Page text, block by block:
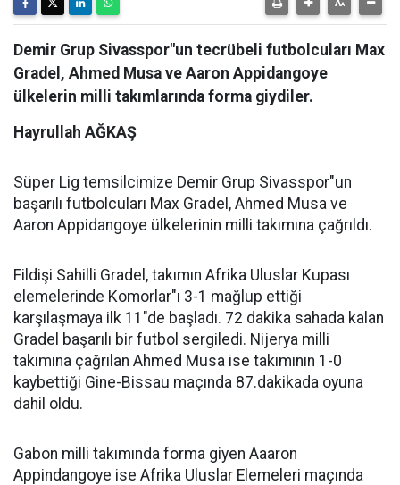
Demir Grup Sivasspor"un tecrübeli futbolcuları Max
Gradel, Ahmed Musa ve Aaron Appidangoye
ülkelerin milli takımlarında forma giydiler.
Hayrullah AĞKAŞ
Süper Lig temsilcimize Demir Grup Sivasspor"un
başarılı futbolcuları Max Gradel, Ahmed Musa ve
Aaron Appidangoye ülkelerinin milli takımına çağrıldı.
Fildişi Sahilli Gradel, takımın Afrika Uluslar Kupası
elemelerinde Komorlar"ı 3-1 mağlup ettiği
karşılaşmaya ilk 11"de başladı. 72 dakika sahada kalan
Gradel başarılı bir futbol sergiledi. Nijerya milli
takımına çağrılan Ahmed Musa ise takımının 1-0
kaybettiği Gine-Bissau maçında 87.dakikada oyuna
dahil oldu.
Gabon milli takımında forma giyen Aaaron
Appindangoye ise Afrika Uluslar Elemeleri maçında